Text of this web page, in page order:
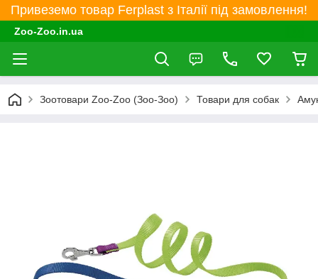
Привеземо товар Ferplast з Італії під замовлення!
Zoo-Zoo.in.ua
Зоотовари Zoo-Zoo (Зоо-Зоо) Товари для собак